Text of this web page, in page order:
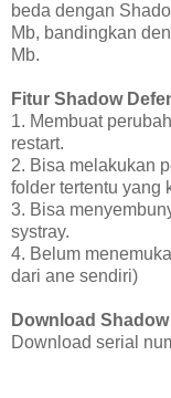
beda dengan
Mb, bandingkan
Mb.
Fitur Shadow
1. Membuat
restart.
2. Bisa melakukan
folder tertentu yang
3. Bisa
systray.
4. Belum
dari ane sendiri)
Download
Download serial